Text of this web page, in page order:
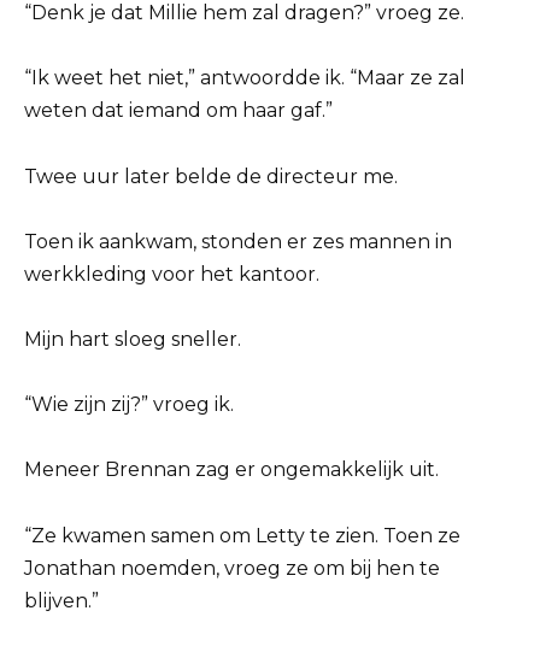
“Denk je dat Millie hem zal dragen?” vroeg ze.
“Ik weet het niet,” antwoordde ik. “Maar ze zal
weten dat iemand om haar gaf.”
Twee uur later belde de directeur me.
Toen ik aankwam, stonden er zes mannen in
werkkleding voor het kantoor.
Mijn hart sloeg sneller.
“Wie zijn zij?” vroeg ik.
Meneer Brennan zag er ongemakkelijk uit.
“Ze kwamen samen om Letty te zien. Toen ze
Jonathan noemden, vroeg ze om bij hen te
blijven.”